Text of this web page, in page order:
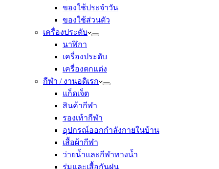
ของใช้ประจำวัน
ของใช้ส่วนตัว
เครื่องประดับ
นาฬิกา
เครื่องประดับ
เครื่องตกแต่ง
กีฬา / งานอดิเรก
แก็ดเจ็ต
สินค้ากีฬา
รองเท้ากีฬา
อุปกรณ์ออกกำลังกายในบ้าน
เสื้อผ้ากีฬา
ว่ายน้ำและกีฬาทางน้ำ
ร่มและเสื้อกันฝน